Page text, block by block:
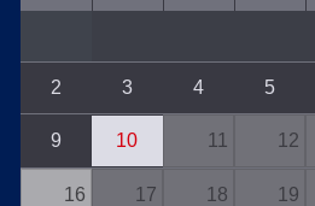
2 3 4 5
9 10 11 12
16 17 18 19